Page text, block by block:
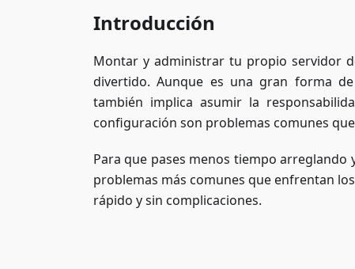
Introducción
Montar y administrar tu propio servidor
divertido. Aunque es una gran forma
también implica asumir la
configuración son problemas comunes
Para que pases menos tiempo
problemas más comunes que enfrentan
rápido y sin complicaciones.